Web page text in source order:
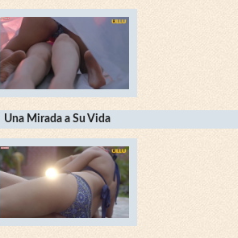
Una Mirada a Su Vida